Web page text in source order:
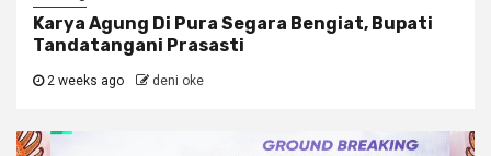
Karya Agung Di Pura Segara Bengiat, Bupati
Tandatangani Prasasti
2 weeks ago deni oke